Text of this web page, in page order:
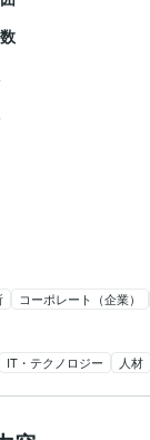
コーポレート（企業）
IT・テクノロジー 人材